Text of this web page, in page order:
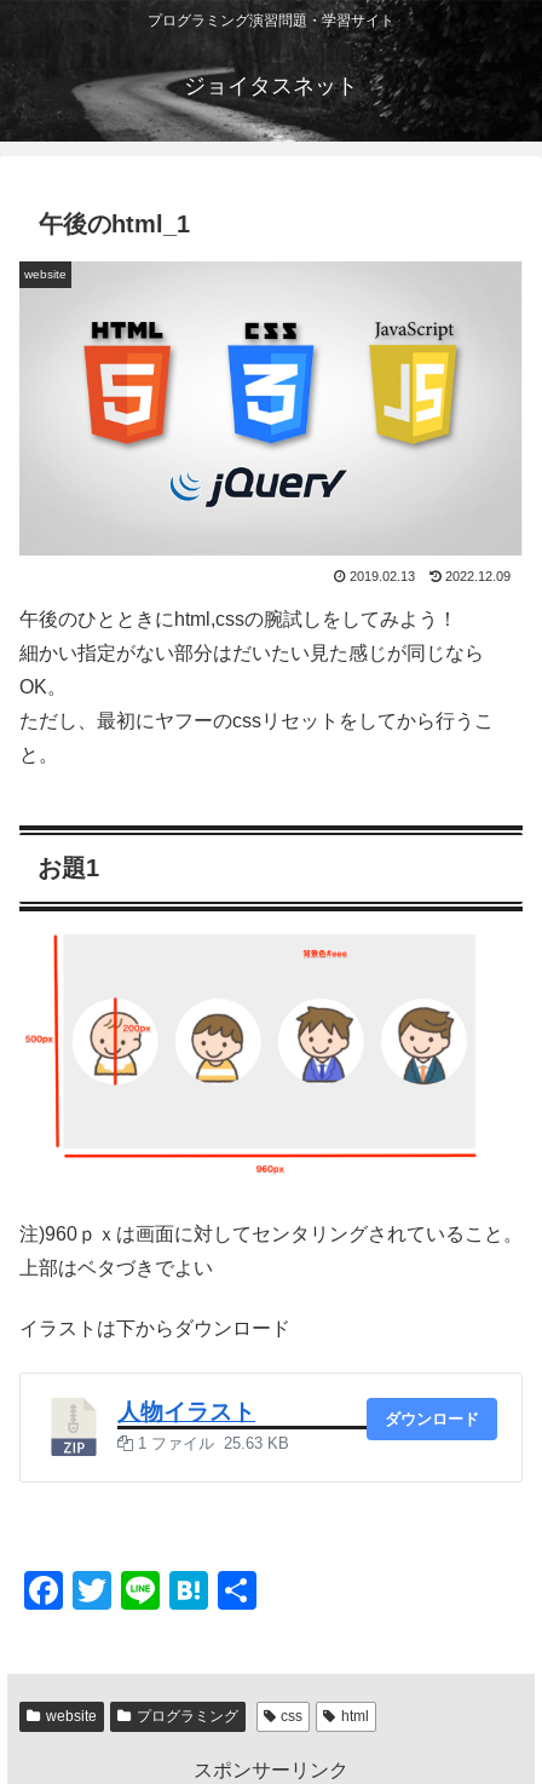
プログラミング演習問題・学習サイト
ジョイタスネット
午後のhtml_1
website
2019.02.13 2022.12.09
午後のひとときにhtml,cssの腕試しをしてみよう！
細かい指定がない部分はだいたい見た感じが同じなら
OK。
ただし、最初にヤフーのcssリセットをしてから行うこ
と。
お題1
注)960ｐｘは画面に対してセンタリングされていること。
上部はベタづきでよい
イラストは下からダウンロード
人物イラスト
1 ファイル 25.63 KB
ダウンロード
F
c
e
b
T
tt
er
Li
e
H
e
n
a
website プログラミング css html
スポンサーリンク